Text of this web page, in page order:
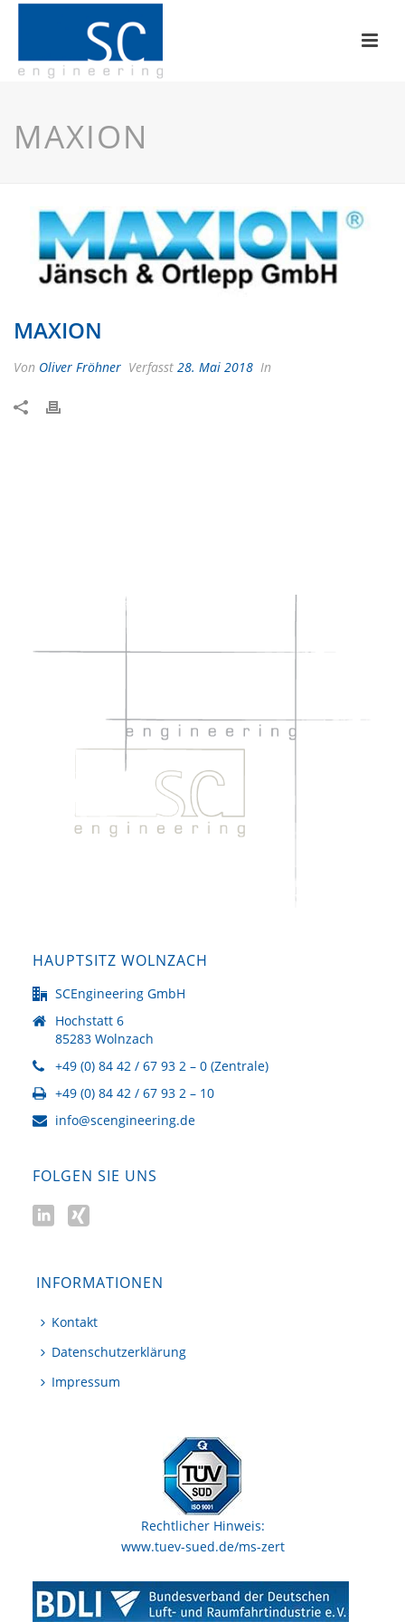
MAXION
MAXION
Von Oliver Fröhner Verfasst 28. Mai 2018 In
HAUPTSITZ WOLNZACH
SCEngineering GmbH
Hochstatt 6
85283 Wolnzach
+49 (0) 84 42 / 67 93 2 – 0 (Zentrale)
+49 (0) 84 42 / 67 93 2 – 10
info@scengineering.de
FOLGEN SIE UNS
INFORMATIONEN
Kontakt
Datenschutzerklärung
Impressum
Rechtlicher Hinweis:
www.tuev-sued.de/ms-zert